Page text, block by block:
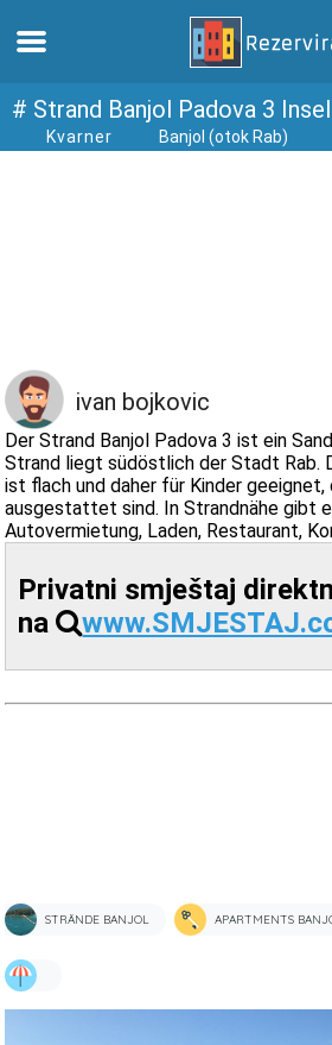
Zuhause
webcams
Treffen Sie Kroatien
museen
# Strand Banjol Padova 3
Kvarner Banjol (otok Rab)
ivan bojkovic
Der Strand Banjol Padova 3 ist ein
Strand liegt südöstlich der Stadt Rab.
ist flach und daher für Kinder geeignet,
ausgestattet sind. In Strandnähe gibt
Autovermietung, Laden, Restaurant,
Privatni smještaj
na
STRÄNDE BANJOL APARTMENTS